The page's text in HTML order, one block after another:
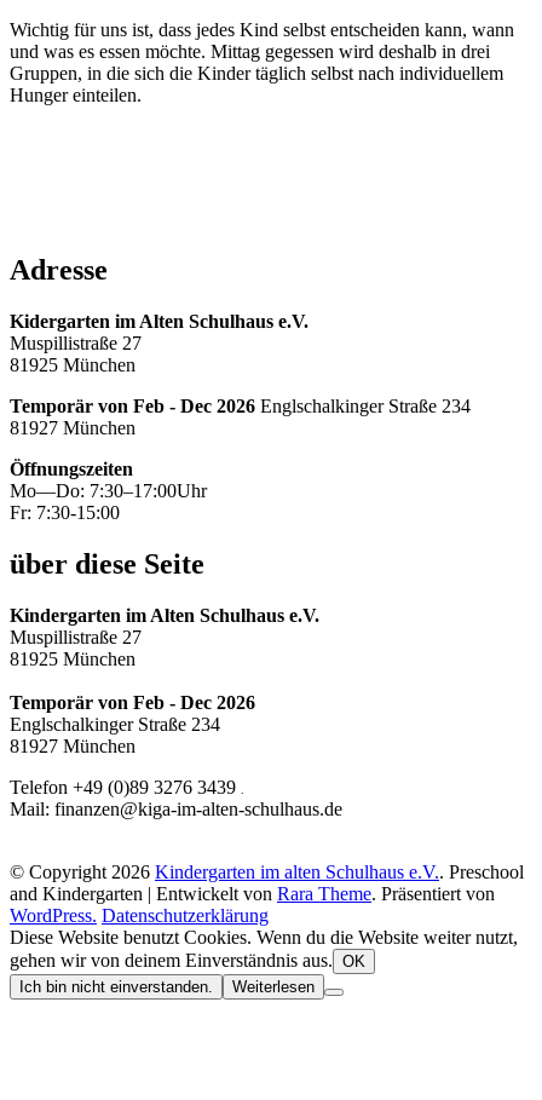
Wichtig für uns ist, dass jedes Kind selbst entscheiden kann, wann
und was es essen möchte. Mittag gegessen wird deshalb in drei
Gruppen, in die sich die Kinder täglich selbst nach individuellem
Hunger einteilen.
Adresse
Kidergarten im Alten Schulhaus e.V.
Muspillistraße 27
81925 München
Temporär von Feb - Dec 2026 Englschalkinger Straße 234
81927 München
Öffnungszeiten
Mo—Do: 7:30–17:00Uhr
Fr: 7:30-15:00
über diese Seite
Kindergarten im Alten Schulhaus e.V.
Muspillistraße 27
81925 München
Temporär von Feb - Dec 2026
Englschalkinger Straße 234
81927 München
Telefon +49 (0)89 3276 3439
Mail: finanzen@kiga-im-alten-schulhaus.de
© Copyright 2026 Kindergarten im alten Schulhaus e.V.. Preschool
and Kindergarten | Entwickelt von Rara Theme. Präsentiert von
WordPress. Datenschutzerklärung
Diese Website benutzt Cookies. Wenn du die Website weiter nutzt,
gehen wir von deinem Einverständnis aus. OK
Ich bin nicht einverstanden.
Weiterlesen